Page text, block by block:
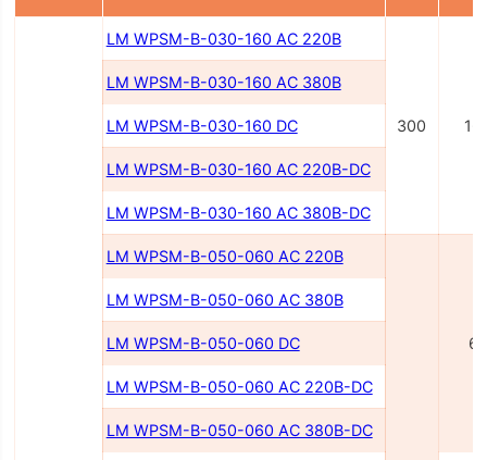
LM WPSM-B-030-160 AC 220В
300
LM WPSM-B-030-160 AC 380В
LM WPSM-B-030-160 DC
LM WPSM-B-030-160 AC 220B-DC
LM WPSM-B-030-160 AC 380B-DC
LM WPSM-B-050-060 AC 220B
LM WPSM-B-050-060 AC 380B
LM WPSM-B-050-060 DC
LM WPSM-B-050-060 AC 220В-DC
LM WPSM-B-050-060 AC 380В-DC